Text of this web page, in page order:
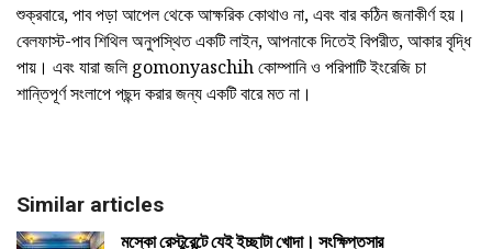
শুক্রবারে, পাব পড়া আপেল থেকে আক্ষরিক কোথাও না, এবং বার কঠিন জনাকীর্ণ হয়।
বেলফাস্ট-পাব শিথিল অনুপস্থিত একটি লাইন, আপনাকে দিতেই বিপরীত, আকার বৃদ্ধি
পায়। এবং যারা জলি gomonyaschih কোম্পানি ও পরিপাটি ইংরেজি চা
শান্তিপূর্ণ সংলাপে পছন্দ করার জন্য একটি বারে মত না।
Similar articles
মস্কো রেস্টুরেন্টে যেই ইচ্ছাটা খোদা। সংক্ষিপ্তসার